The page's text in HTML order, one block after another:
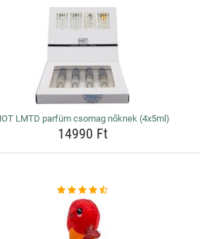
LMTD parfüm csomag nőknek (4x5ml)
14990 Ft